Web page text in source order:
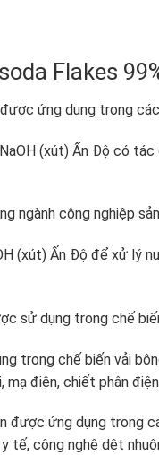
Flakes
ứng dụng trong
(xút) Ấn Độ có
ngành công nghiệp
(xút) Ấn Độ để xử lý
sử dụng trong chế
trong chế biến vải
mạ điện, chiết phân
được ứng dụng trong
tế, công nghệ dệt